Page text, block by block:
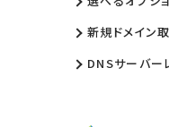
新規ドメイン
DNSサーバー